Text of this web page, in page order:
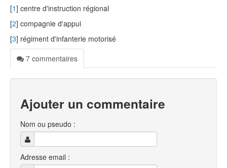
[1] centre d'instruction régional
[2] compagnie d'appui
[3] régiment d'infanterie motorisé
7 commentaires
Ajouter un commentaire
Nom ou pseudo :
Adresse email :